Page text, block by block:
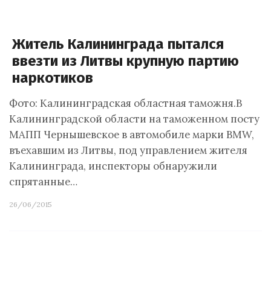
Житель Калининграда пытался
ввезти из Литвы крупную партию
наркотиков
Фото: Калининградская областная таможня.В
Калининградской области на таможенном посту
МАПП Чернышевское в автомобиле марки BMW,
въехавшим из Литвы, под управлением жителя
Калининграда, инспекторы обнаружили
спрятанные…
26/06/2015